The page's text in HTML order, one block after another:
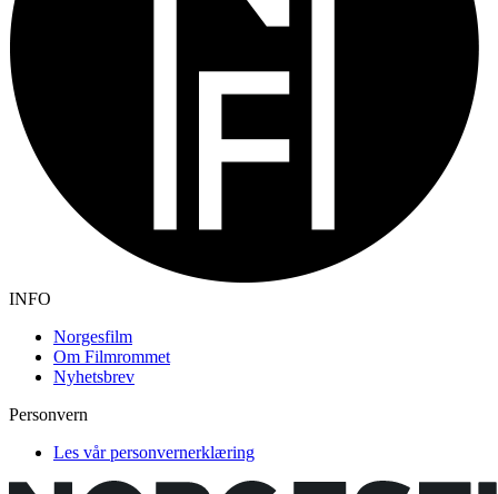
INFO
Norgesfilm
Om Filmrommet
Nyhetsbrev
Personvern
Les vår personvernerklæring